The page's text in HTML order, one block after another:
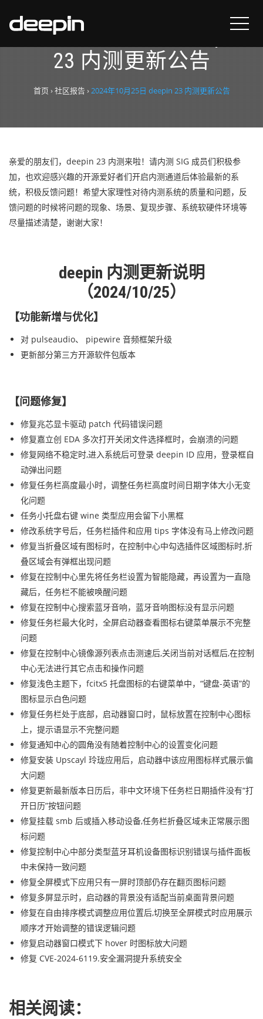
2024年10月25日 deepin
23 内测更新公告
首页›社区报告›2024年10月25日 deepin 23 内测更新公告
亲爱的朋友们，deepin 23 内测来啦！请内测 SIG 成员们积极参
加，也欢迎感兴趣的开源爱好者们开启内测通道后体验最新的系
统，积极反馈问题！希望大家理性对待内测系统的质量和问题，反
馈问题的时候将问题的现象、场景、复现步骤、系统软硬件环境等
尽量描述清楚，谢谢大家！
deepin 内测更新说明
（2024/10/25）
【功能新增与优化】
对 pulseaudio、 pipewire 音频框架升级
更新部分第三方开源软件包版本
【问题修复】
修复兆芯显卡驱动 patch 代码错误问题
修复嘉立创 EDA 多次打开关闭文件选择框时，会崩溃的问题
修复网络不稳定时,进入系统后可登录 deepin ID 应用，登录框自
动弹出问题
修复任务栏高度最小时，调整任务栏高度时间日期字体大小无变
化问题
任务小托盘右键 wine 类型应用会留下小黑框
修改系统字号后，任务栏插件和应用 tips 字体没有马上修改问题
修复当折叠区域有图标时，在控制中心中勾选插件区域图标时,折
叠区域会有弹框出现问题
修复在控制中心里先将任务栏设置为智能隐藏，再设置为一直隐
藏后，任务栏不能被唤醒问题
修复在控制中心搜索蓝牙音响，蓝牙音响图标没有显示问题
修复任务栏最大化时，全屏启动器查看图标右键菜单展示不完整
问题
修复在控制中心镜像源列表点击测速后,关闭当前对话框后,在控制
中心无法进行其它点击和操作问题
修复浅色主题下，fcitx5 托盘图标的右键菜单中，“键盘-英语”的
图标显示白色问题
修复任务栏处于底部，启动器窗口时，鼠标放置在控制中心图标
上，提示语显示不完整问题
修复通知中心的圆角没有随着控制中心的设置变化问题
修复安装 Upscayl 玲珑应用后，启动器中该应用图标样式展示偏
大问题
修复更新最新版本日历后，非中文环境下任务栏日期插件没有“打
开日历”按钮问题
修复挂载 smb 后或插入移动设备,任务栏折叠区域未正常展示图
标问题
修复控制中心中部分类型蓝牙耳机设备图标识别错误与插件面板
中未保持一致问题
修复全屏模式下应用只有一屏时顶部仍存在翻页图标问题
修复多屏显示时，启动器的背景没有适配当前桌面背景问题
修复在自由排序模式调整应用位置后,切换至全屏模式时应用展示
顺序才开始调整的错误逻辑问题
修复启动器窗口模式下 hover 时图标放大问题
修复 CVE-2024-6119.安全漏洞提升系统安全
相关阅读：